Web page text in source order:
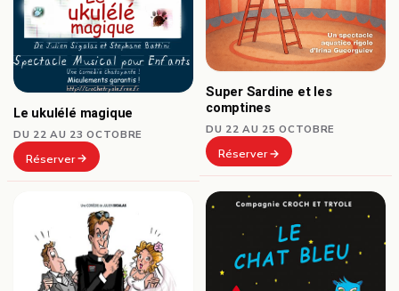
Le ukulélé magique
DU 22 AU 23 OCTOBRE
Réserver
Super Sardine et les
comptines
DU 22 AU 25 OCTOBRE
Réserver